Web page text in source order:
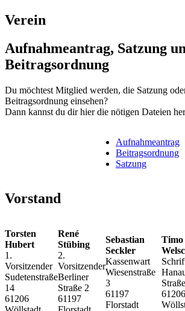
Verein
Aufnahmeantrag, Satzung
Beitragsordnung
Du möchtest Mitglied werden, die Satzung
Beitragsordnung einsehen?
Dann kannst du dir hier die nötigen Dateien
Aufnahmeantrag
Beitragsordnung
Satzung
Vorstand
Torsten
Hubert
1.
Vorsitzender
Sudetenstraße
14
61206
René
Stübing
2.
Vorsitzender
Berliner
Straße 2
61197
Sebastian
Seckler
Kassenwart
Wiesenstraße
3
61197
Florstadt
Timo
61206